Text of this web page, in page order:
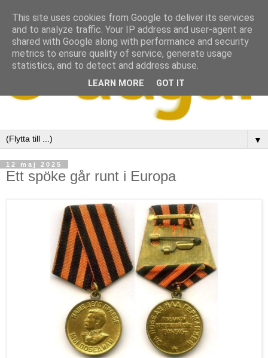
▼
12 maj 2025
Ett spöke går runt i Europa
This site uses cookies from Google to deliver its services
and to analyze traffic. Your IP address and user-agent are
shared with Google along with performance and security
metrics to ensure quality of service, generate usage
statistics, and to detect and address abuse.
LEARN MORE GOT IT